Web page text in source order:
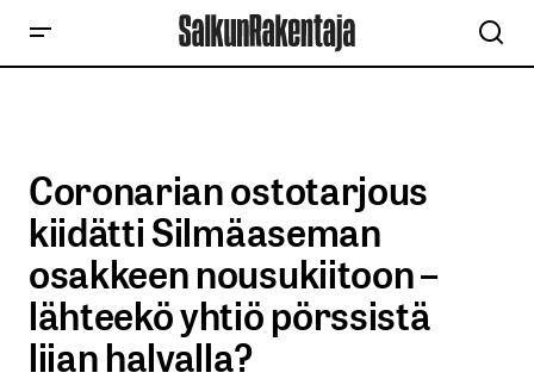
Coronarian ostotarjous
kiidätti Silmäaseman
osakkeen nousukiitoon –
lähteekö yhtiö pörssistä
liian halvalla?